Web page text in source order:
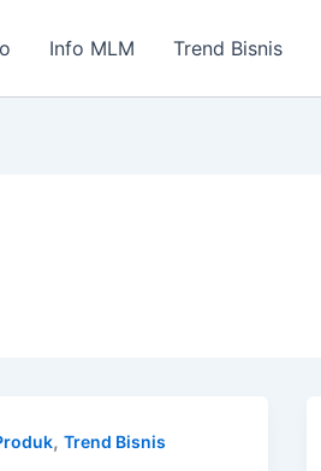
Info MLM Trend Bisnis
, Trend Bisnis